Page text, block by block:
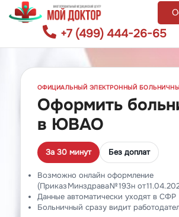
+7 (499) 444-26-65
ОФИЦИАЛЬНЫЙ ЭЛЕКТРОННЫЙ
Оформить
в ЮВАО
За 30 минут Без доплат
Возможно онлайн оформление
(Приказ Минздрава № 193н от
Данные автоматически уходят в СФР
Больничный сразу видит